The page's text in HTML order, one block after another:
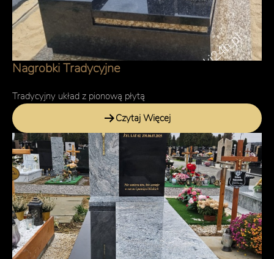
Nagrobki Tradycyjne
Tradycyjny układ z pionową płytą
Czytaj Więcej